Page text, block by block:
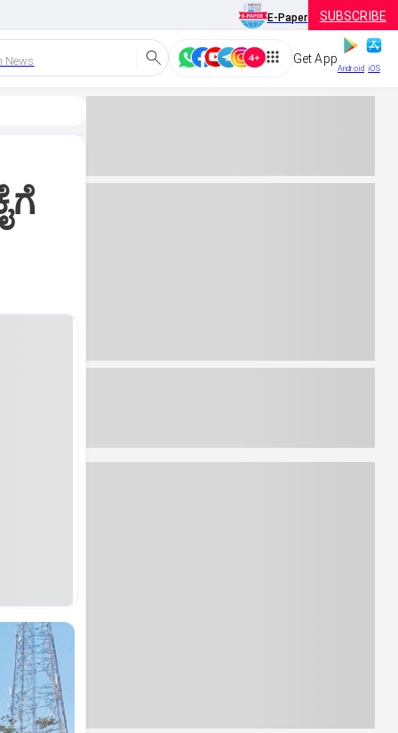
E-Paper SUBSCRIBE
News Get App
Android iOS